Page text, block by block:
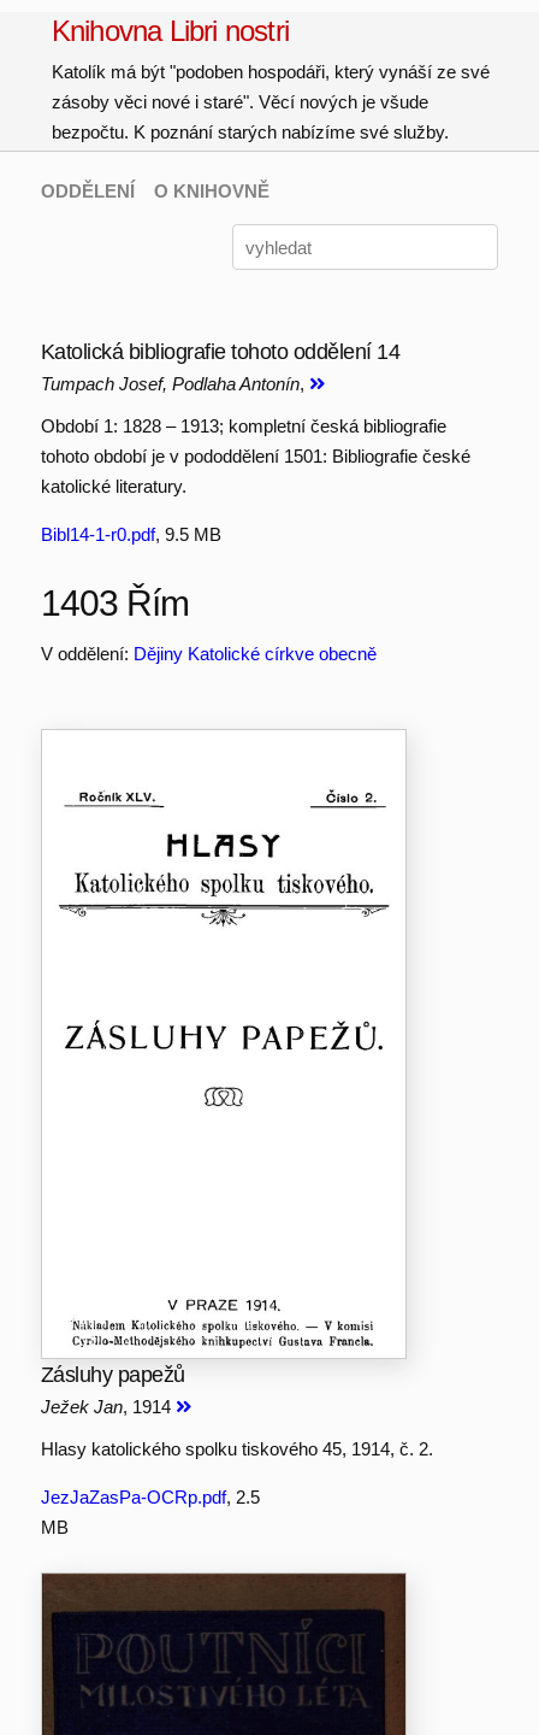
Knihovna Libri nostri
Katolík má být "podoben hospodáři, který vynáší ze své
zásoby věci nové i staré". Věcí nových je všude
bezpočtu. K poznání starých nabízíme své služby.
ODDĚLENÍ O KNIHOVNĚ
Katolická bibliografie tohoto oddělení 14
Tumpach Josef, Podlaha Antonín,
Období 1: 1828 – 1913; kompletní česká bibliografie
tohoto období je v pododdělení 1501: Bibliografie české
katolické literatury.
Bibl14-1-r0.pdf, 9.5 MB
1403 Řím
V oddělení: Dějiny Katolické církve obecně
Zásluhy papežů
Ježek Jan, 1914
Hlasy katolického spolku tiskového 45, 1914, č. 2.
JezJaZasPa-OCRp.pdf, 2.5
MB